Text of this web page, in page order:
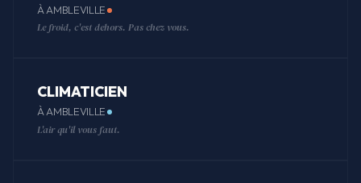
À AMBLEVILLE
Le froid, c'est dehors. Pas chez vous.
CLIMATICIEN
À AMBLEVILLE
L'air qu'il vous faut.